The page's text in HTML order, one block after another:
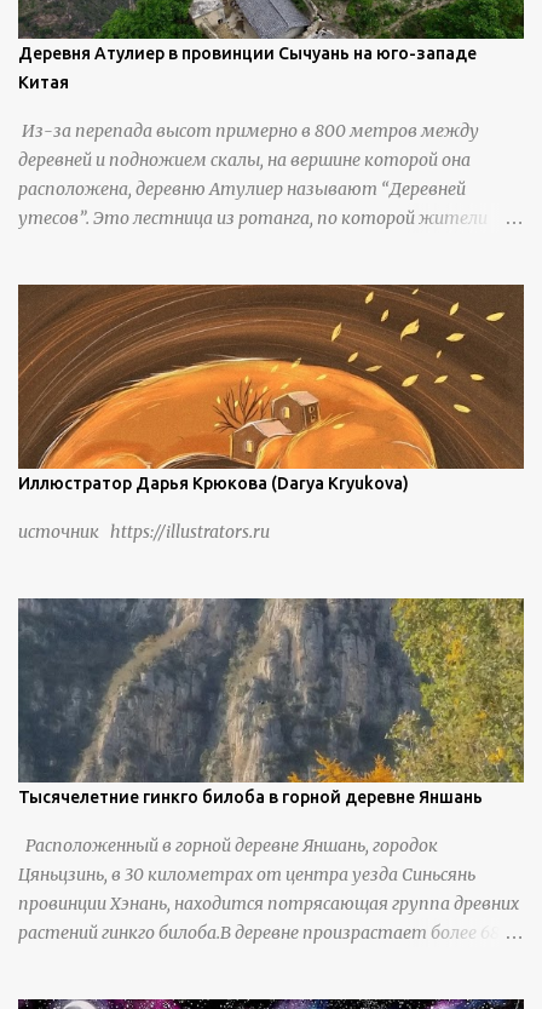
Деревня Атулиер в провинции Сычуань на юго-западе
Китая
Из-за перепада высот примерно в 800 метров между
деревней и подножием скалы, на вершине которой она
расположена, деревню Атулиер называют “Деревней
утесов”. Это лестница из ротанга, по которой жители
стальными лестницами с защитными перилами, и
передвижение детей и жителей деревни было улучшено.
Подъем от подножия горы до вершины занимает до 4
часов. По словам местных жителей, их предки мигрировали
в деревню, поскольку обнаружили, что в этом месте
приятный климат и природная среда, подходящие для
проживания, ведения сельского хозяйства и разведения
защитить их от бандитизма и войн. С тех пор особая
жизнью в деревне в течение шести или семи поколений.
Иллюстратор Дарья Крюкова (Darya Kryukova)
источник https://illustrators.ru
Тысячелетние гинкго билоба в горной деревне Яншань
Расположенный в горной деревне Яншань, городок
Цяньцзинь, в 30 километрах от центра уезда Синьсянь
провинции Хэнань, находится потрясающая группа древних
растений гинкго билоба.В деревне произрастает более 6800